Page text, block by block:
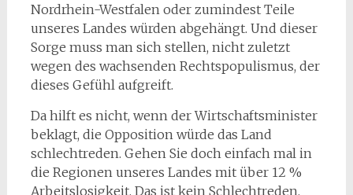
Nordrhein-Westfalen oder zumindest Teile
unseres Landes würden abgehängt. Und dieser
Sorge muss man sich stellen, nicht zuletzt
wegen des wachsenden Rechtspopulismus, der
dieses Gefühl aufgreift.
Da hilft es nicht, wenn der Wirtschaftsminister
beklagt, die Opposition würde das Land
schlechtreden. Gehen Sie doch einfach mal in
die Regionen unseres Landes mit über 12 %
Arbeitslosigkeit. Das ist kein Schlechtreden,